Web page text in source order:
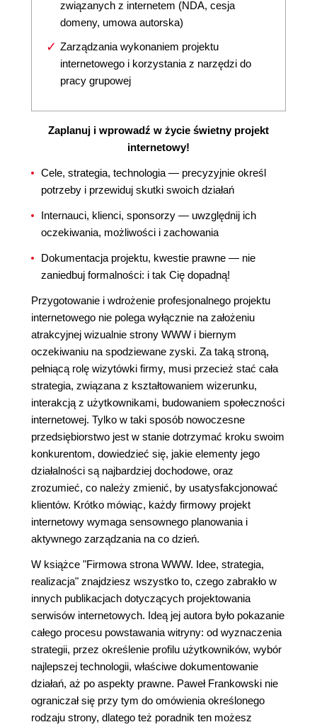
związanych z internetem (NDA, cesja
domeny, umowa autorska)
Zarządzania wykonaniem projektu
internetowego i korzystania z narzędzi do
pracy grupowej
Zaplanuj i wprowadź w życie świetny projekt
internetowy!
Cele, strategia, technologia — precyzyjnie określ
potrzeby i przewiduj skutki swoich działań
Internauci, klienci, sponsorzy — uwzględnij ich
oczekiwania, możliwości i zachowania
Dokumentacja projektu, kwestie prawne — nie
zaniedbuj formalności: i tak Cię dopadną!
Przygotowanie i wdrożenie profesjonalnego projektu
internetowego nie polega wyłącznie na założeniu
atrakcyjnej wizualnie strony WWW i biernym
oczekiwaniu na spodziewane zyski. Za taką stroną,
pełniącą rolę wizytówki firmy, musi przecież stać cała
strategia, związana z kształtowaniem wizerunku,
interakcją z użytkownikami, budowaniem społeczności
internetowej. Tylko w taki sposób nowoczesne
przedsiębiorstwo jest w stanie dotrzymać kroku swoim
konkurentom, dowiedzieć się, jakie elementy jego
działalności są najbardziej dochodowe, oraz
zrozumieć, co należy zmienić, by usatysfakcjonować
klientów. Krótko mówiąc, każdy firmowy projekt
internetowy wymaga sensownego planowania i
aktywnego zarządzania na co dzień.
W książce "Firmowa strona WWW. Idee, strategia,
realizacja" znajdziesz wszystko to, czego zabrakło w
innych publikacjach dotyczących projektowania
serwisów internetowych. Ideą jej autora było pokazanie
całego procesu powstawania witryny: od wyznaczenia
strategii, przez określenie profilu użytkowników, wybór
najlepszej technologii, właściwe dokumentowanie
działań, aż po aspekty prawne. Paweł Frankowski nie
ograniczał się przy tym do omówienia określonego
rodzaju strony, dlatego też poradnik ten możesz